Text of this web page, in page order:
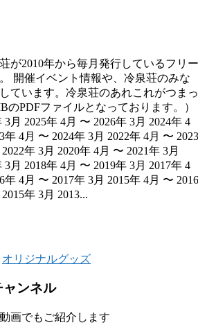
が2010年から毎月発行しているフリー
開催イベント情報や、冷泉荘のみな
ています。冷泉荘のあれこれがつまっ
のPDFファイルとなっております。）
3月 2025年 4月 〜 2026年 3月 2024年 4
年 4月 〜 2024年 3月 2022年 4月 〜 2023
年 3月 2020年 4月 〜 2021年 3月
3月 2018年 4月 〜 2019年 3月 2017年 4
年 4月 〜 2017年 3月 2015年 4月 〜 2016
年 3月 2013...
オリジナルグッズ
ャンネル
画でもご紹介します